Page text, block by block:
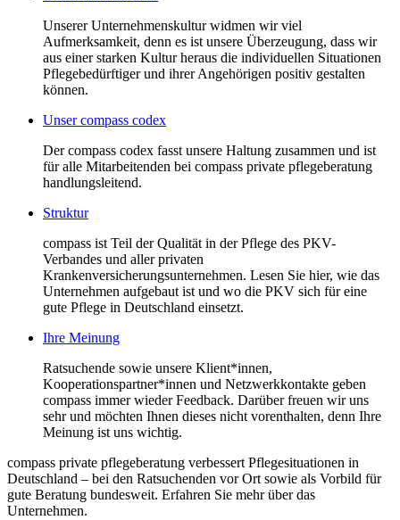
Unserer Unternehmenskultur widmen wir viel
Aufmerksamkeit, denn es ist unsere Überzeugung, dass wir
aus einer starken Kultur heraus die individuellen Situationen
Pflegebedürftiger und ihrer Angehörigen positiv gestalten
können.
Unser compass codex
Der compass codex fasst unsere Haltung zusammen und ist
für alle Mitarbeitenden bei compass private pflegeberatung
handlungsleitend.
Struktur
compass ist Teil der Qualität in der Pflege des PKV-
Verbandes und aller privaten
Krankenversicherungsunternehmen. Lesen Sie hier, wie das
Unternehmen aufgebaut ist und wo die PKV sich für eine
gute Pflege in Deutschland einsetzt.
Ihre Meinung
Ratsuchende sowie unsere Klient*innen,
Kooperationspartner*innen und Netzwerkkontakte geben
compass immer wieder Feedback. Darüber freuen wir uns
sehr und möchten Ihnen dieses nicht vorenthalten, denn Ihre
Meinung ist uns wichtig.
compass private pflegeberatung verbessert Pflegesituationen in
Deutschland – bei den Ratsuchenden vor Ort sowie als Vorbild für
gute Beratung bundesweit. Erfahren Sie mehr über das
Unternehmen.